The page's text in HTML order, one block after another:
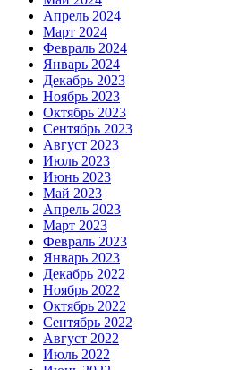
Апрель 2024
Март 2024
Февраль 2024
Январь 2024
Декабрь 2023
Ноябрь 2023
Октябрь 2023
Сентябрь 2023
Август 2023
Июль 2023
Июнь 2023
Май 2023
Апрель 2023
Март 2023
Февраль 2023
Январь 2023
Декабрь 2022
Ноябрь 2022
Октябрь 2022
Сентябрь 2022
Август 2022
Июль 2022